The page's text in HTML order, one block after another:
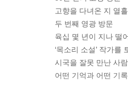
고향을 다녀온 지 열
두 번째 영광 방문
육십 몇 년이 지나 떨
‘목소리 소설’ 작가를
시국을 잘못 만난 사
어떤 기억과 어떤 기록